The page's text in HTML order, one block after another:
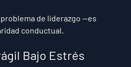
de liderazgo —es
conductual
Bajo Estrés